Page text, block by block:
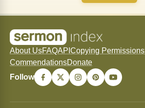
About UsFAQAPI Copying Permissions
CommendationsDonate
Follow